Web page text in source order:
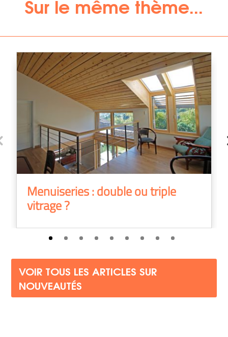
Sur le même thème...
Menuiseries : double ou triple
vitrage ?
VOIR TOUS LES ARTICLES SUR
NOUVEAUTÉS